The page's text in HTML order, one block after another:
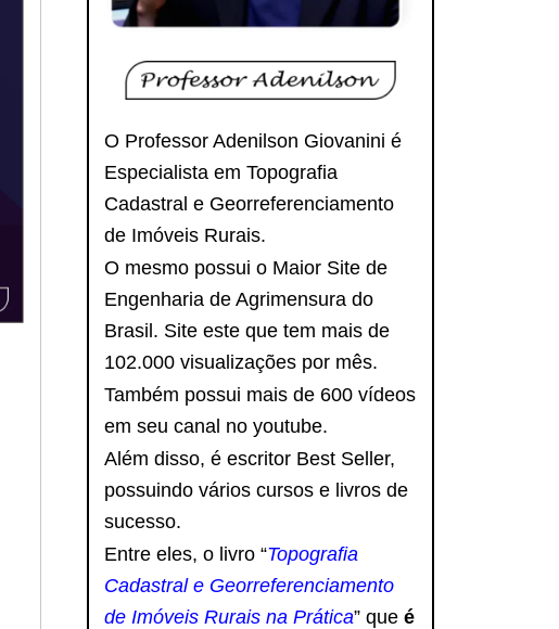
O Professor Adenilson Giovanini é
Especialista em Topografia
Cadastral e Georreferenciamento
de Imóveis Rurais.
O mesmo possui o Maior Site de
Engenharia de Agrimensura do
Brasil. Site este que tem mais de
102.000 visualizações por mês.
Também possui mais de 600 vídeos
em seu canal no youtube.
Além disso, é escritor Best Seller,
possuindo vários cursos e livros de
sucesso.
Entre eles, o livro “Topografia
Cadastral e Georreferenciamento
de Imóveis Rurais na Prática” queé